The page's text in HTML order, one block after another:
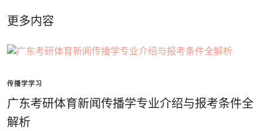
更多内容
传播学学习
广东考研体育新闻传播学专业介绍与报考条件全
解析